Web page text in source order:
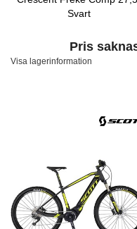
Svart
Pris
Visa lagerinformation